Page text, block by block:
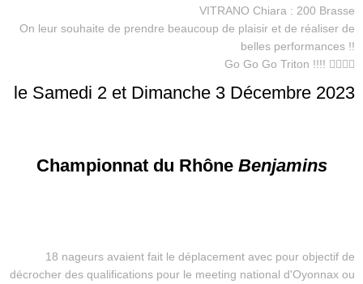
VITRANO Chiara : 200 Brasse
On leur souhaite de prendre beaucoup de plaisir et de réaliser de
belles performances !!
Go Go Go Triton !!!! 🏊‍♂️🏊‍♀️
le Samedi 2 et Dimanche 3 Décembre 2023
Championnat du Rhône Benjamins
18 nageurs avaient fait le déplacement avec pour objectif de
décrocher des qualifications pour le meeting national d'Oyonnax ou